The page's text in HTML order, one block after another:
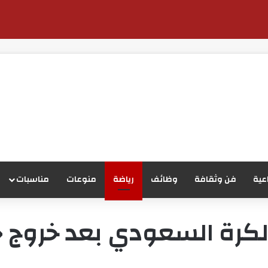
فن وثقافة وظائف رياضة منوعات مناسبات
السعودي بعد